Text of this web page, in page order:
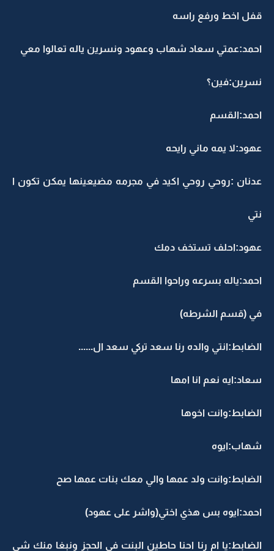
قفل اخط ورفع راسه
احمد:عمتي سعاد شهاب وعهود ونسرين ياله تعالوا معي
نسرين:فين؟
احمد:القسم
عهود:لا يمه ماني رايحه
عدنان :روحي روحي اكيد في مجرمه مضيعينها يمكن تكون ا
نتي
عهود:احلف تستخف دمك
احمد:ياله بسرعه وراحوا القسم
في (قسم الشرطه)
الضابط:انتي والده رنا سعد تركي سعد ال......
سعاد:ايه نعم انا امها
الضابط:وانت اخوها
شهاب:ايوه
الضابط:وانت ولد عمها والي معك بنات عمها صح
احمد:ايوه بس هذي اختي(واشر على عهود)
الضابط:يا ام رنا احنا حاطين البنت في الحجز ونبغا منك شي